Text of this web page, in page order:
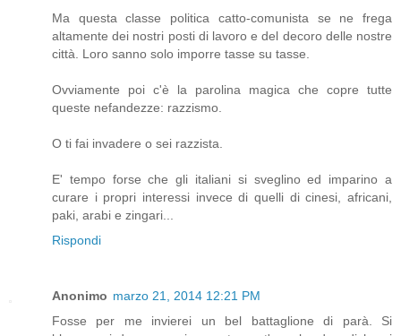
Ma questa classe politica catto-comunista se ne frega
altamente dei nostri posti di lavoro e del decoro delle nostre
città. Loro sanno solo imporre tasse su tasse.
Ovviamente poi c'è la parolina magica che copre tutte
queste nefandezze: razzismo.
O ti fai invadere o sei razzista.
E' tempo forse che gli italiani si sveglino ed imparino a
curare i propri interessi invece di quelli di cinesi, africani,
paki, arabi e zingari...
Rispondi
Anonimo marzo 21, 2014 12:21 PM
Fosse per me invierei un bel battaglione di parà. Si